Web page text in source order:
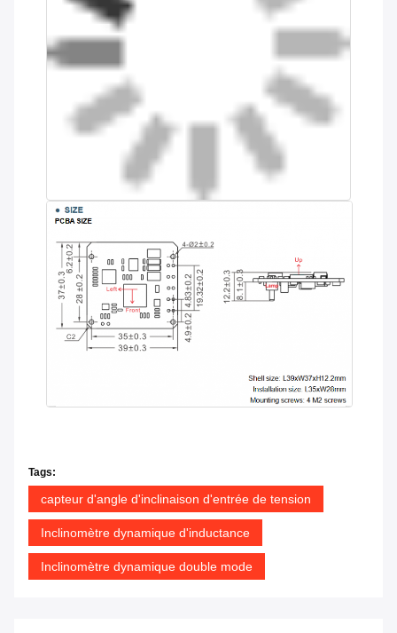
Tags:
capteur d'angle d'inclinaison d'entrée de tension
Inclinomètre dynamique d'inductance
Inclinomètre dynamique double mode